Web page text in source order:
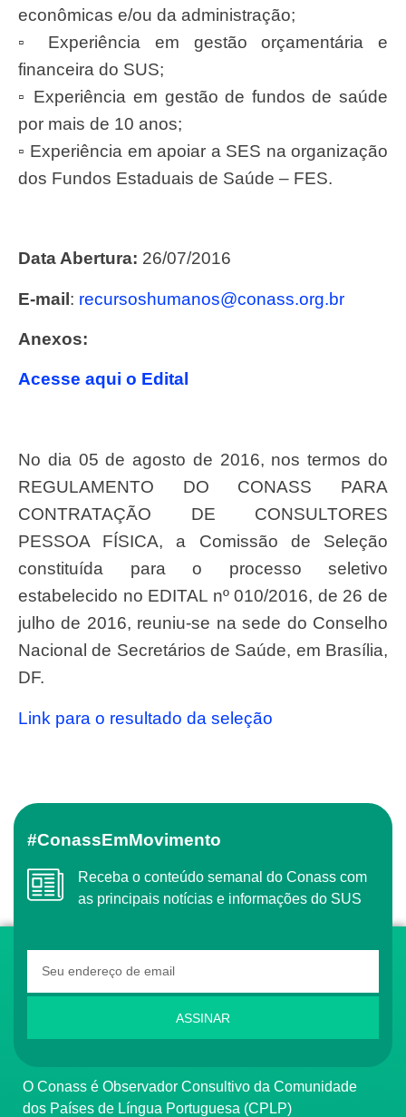
econômicas e/ou da administração;
▫ Experiência em gestão orçamentária e
financeira do SUS;
▫ Experiência em gestão de fundos de saúde
por mais de 10 anos;
▫ Experiência em apoiar a SES na organização
dos Fundos Estaduais de Saúde – FES.
Data Abertura: 26/07/2016
E-mail: recursoshumanos@conass.org.br
Anexos:
Acesse aqui o Edital
No dia 05 de agosto de 2016, nos termos do
REGULAMENTO DO CONASS PARA
CONTRATAÇÃO DE CONSULTORES
PESSOA FÍSICA, a Comissão de Seleção
constituída para o processo seletivo
estabelecido no EDITAL nº 010/2016, de 26 de
julho de 2016, reuniu-se na sede do Conselho
Nacional de Secretários de Saúde, em Brasília,
DF.
Link para o resultado da seleção
#ConassEmMovimento
Receba o conteúdo semanal do Conass com
as principais notícias e informações do SUS
ASSINAR
O Conass é Observador Consultivo da Comunidade
dos Países de Língua Portuguesa (CPLP)